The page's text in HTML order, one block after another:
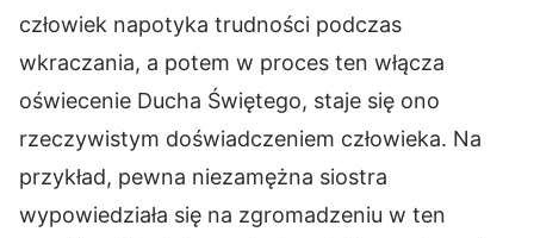
człowiek napotyka trudności podczas
wkraczania, a potem w proces ten włącza
oświecenie Ducha Świętego, staje się ono
rzeczywistym doświadczeniem człowieka. Na
przykład, pewna niezamężna siostra
wypowiedziała się na zgromadzeniu w ten